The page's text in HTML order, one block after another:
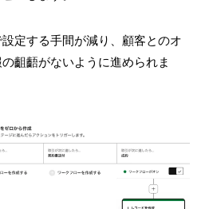
定する手間が減り、顧客とのオ
齟齬がないように進められま